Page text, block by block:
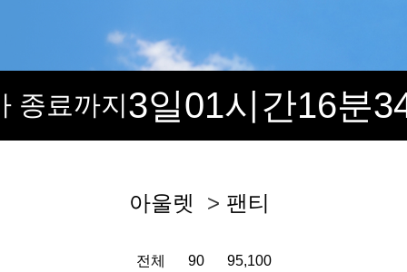
종료까지 3일01시간16분
아울렛 > 팬티
전체 90 95,100